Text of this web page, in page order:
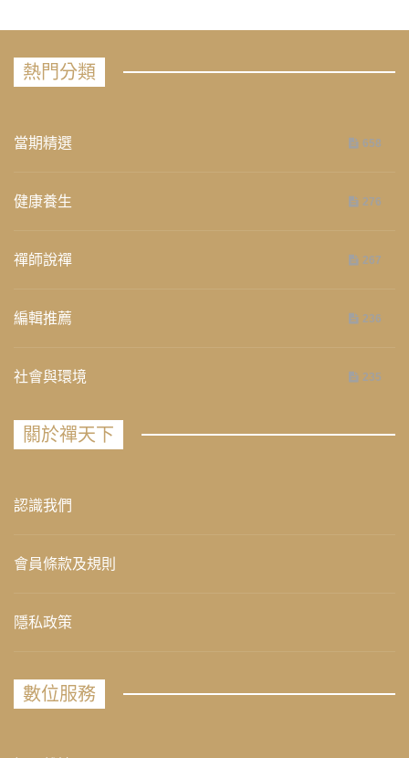
熱門分類
當期精選 658
健康養生 276
禪師說禪 267
編輯推薦 236
社會與環境 235
關於禪天下
認識我們
會員條款及規則
隱私政策
數位服務